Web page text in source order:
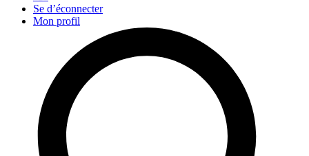
Se d’éconnecter
Mon profil